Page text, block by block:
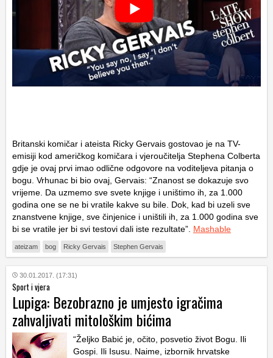
Britanski komičar i ateista Ricky Gervais gostovao je na TV-
emisiji kod američkog komičara i vjeroučitelja Stephena Colberta
gdje je ovaj prvi imao odlične odgovore na voditeljeva pitanja o
bogu. Vrhunac bi bio ovaj, Gervais: “Znanost se dokazuje svo
vrijeme. Da uzmemo sve svete knjige i uništimo ih, za 1.000
godina one se ne bi vratile kakve su bile. Dok, kad bi uzeli sve
znanstvene knjige, sve činjenice i uništili ih, za 1.000 godina sve
bi se vratile jer bi svi testovi dali iste rezultate”. Mashable
ateizam bog Ricky Gervais Stephen Gervais
30.01.2017. (17:31)
Sport i vjera
Lupiga: Bezobrazno je umjesto igračima
zahvaljivati mitološkim bićima
“Željko Babić je, očito, posvetio život Bogu. Ili
Gospi. Ili Isusu. Naime, izbornik hrvatske